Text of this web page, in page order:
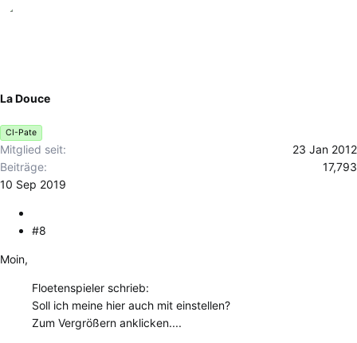
e
n
n
:
La Douce
CI-Pate
Mitglied seit
23 Jan 2012
Beiträge
17,793
10 Sep 2019
#8
Moin,
Floetenspieler schrieb:
Soll ich meine hier auch mit einstellen?
Zum Vergrößern anklicken....